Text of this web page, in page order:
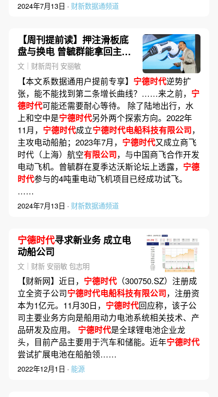
2024年7月13日 · 财新数据通频道
【周刊提前读】押注滑板底
盘与换电 曾毓群能拿回主动
吗？
文｜财新周刊 安丽敏
【本文系数据通用户提前专享】 宁德时代逆势扩
张，能不能找到第二条增长曲线？……来之前， 宁
德时代可能还需要耐心等待。 除了陆地出行，水
上和空中是宁德时代另外两个探索方向。2022年
11月， 宁德时代成立宁德时代电船科技有限公司，
主攻电动船舶；2023年7月， 宁德时代又成立商飞
时代（上海）航空有限公司，与中国商飞合作开发
电动飞机。曾毓群在夏季达沃斯论坛上透露， 宁德
时代参与的4吨重电动飞机项目已经成功试飞。
……
2024年7月13日 · 财新数据通频道
宁德时代寻求新业务 成立电
动船公司
文｜财新 安丽敏 包志明
【财新网】近日， 宁德时代（300750.SZ）注册成
立全资子公司宁德时代电船科技有限公司，注册资
本为1亿元。11月30日， 宁德时代回应称，该子公
司主要业务方向是船用动力电池系统相关技术、产
品研发及应用。 宁德时代是全球锂电池企业龙
头，目前产品主要用于汽车和储能。近年宁德时代
尝试扩展电池在船舶领……
2022年12月1日 · 能源